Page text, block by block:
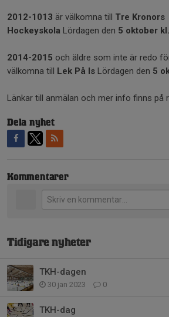
2012-1013 är välkomna till Tre Kronors
Hockeyskola Lördagen den 5 oktober
2014-2015 och äldre som inte är redo
välkomna till Lek På Is Lördagen den 5
Länkar till anmälan och mer info finns på
Dela nyhet
Kommentarer
Tidigare nyheter
TKH-dagen
30 jan 2023 0
TKH-dag